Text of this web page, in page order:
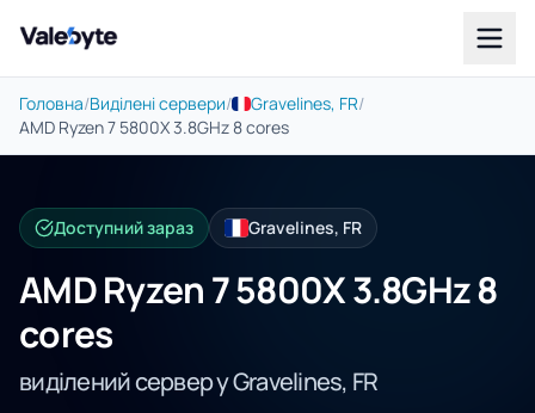
Valebyte
Головна/Виділені сервери/ Gravelines, FR/
AMD Ryzen 7 5800X 3.8GHz 8 cores
Доступний зараз Gravelines, FR
AMD Ryzen 7 5800X 3.8GHz 8
cores
виділений сервер у Gravelines, FR